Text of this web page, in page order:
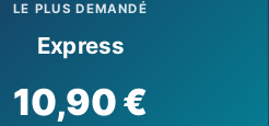
LE PLUS DEMANDÉ
Express
10,90 €